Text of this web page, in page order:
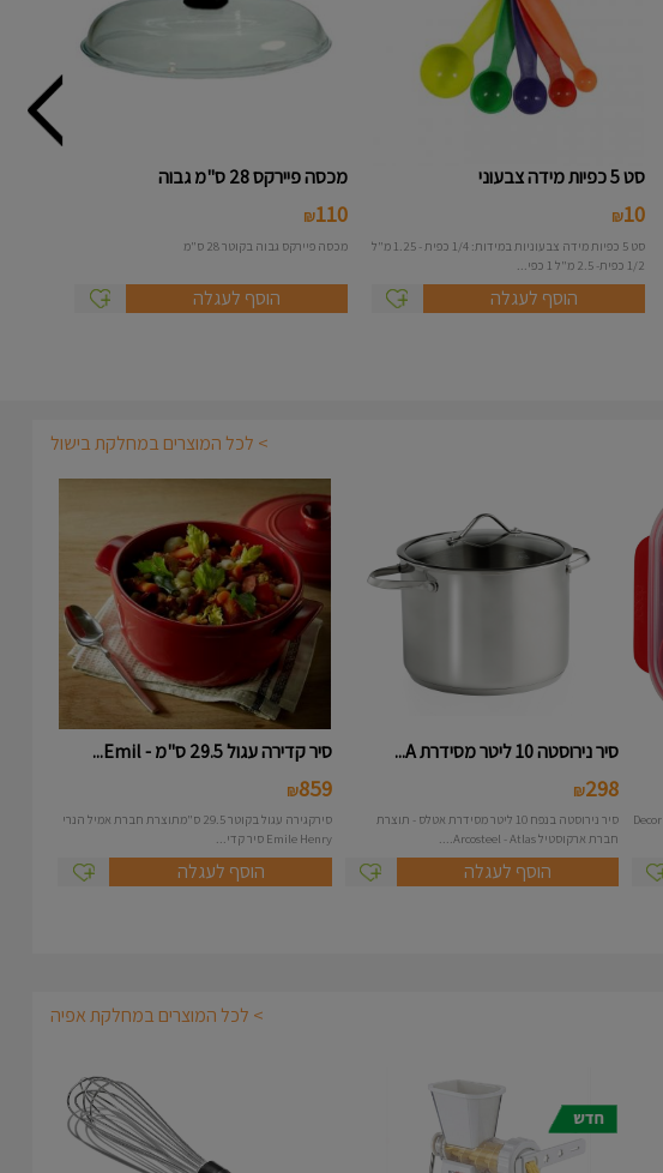
סט 5 כפיות מידה צבעוני
10
₪
סט 5 כפיות מידה צבעוניות במידות: 1/4 כפית - 1.25 מ"ל
1/2 כפית- 2.5 מ"ל 1 כפי...
הוסף לעגלה
מכסה פיירקס 28 ס"מ גבוה
110
₪
מכסה פיירקס גבוה בקוטר 28 ס"מ
הוסף לעגלה
> לכל המוצרים במחלקת בישול
כלי להכנת ביצים עלומות במיקרוגל תוצרת חברת Decor
סיר נירוסטה 10 ליטר מסידרת A...
298
₪
סיר נירוסטה בנפח 10 ליטר מסידרת אטלס - תוצרת
חברת ארקוסטיל Arcosteel - Atlas....
הוסף לעגלה
סיר קדירה עגול 29.5 ס"מ - Emil...
859
₪
סירקגירה עגול בקוטר 29.5 ס"מתוצרת חברת אמיל הנרי
Emile Henry סיר קדי...
הוסף לעגלה
> לכל המוצרים במחלקת אפיה